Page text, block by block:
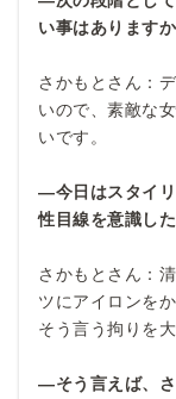
い事はありますか
さかもとさん：
いので、素敵な
いです。
―今日はスタイ
性目線を意識し
さかもとさん：
ツにアイロンを
そう言う拘りを
―そう言えば、